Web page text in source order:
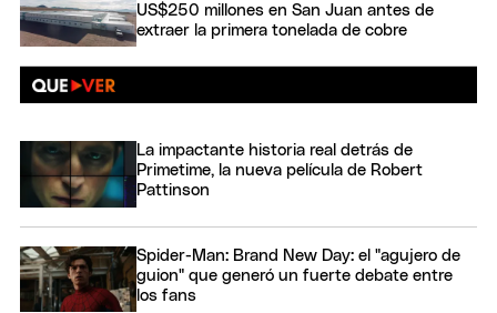
US$250 millones en San Juan antes de
extraer la primera tonelada de cobre
La impactante historia real detrás de
Primetime, la nueva película de Robert
Pattinson
Spider-Man: Brand New Day: el "agujero de
guion" que generó un fuerte debate entre
los fans